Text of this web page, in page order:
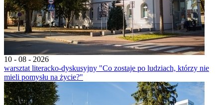
10 - 08 - 2026
warsztat literacko-dyskusyjny "Co zostaje po ludziach, którzy nie
mieli pomysłu na życie?"